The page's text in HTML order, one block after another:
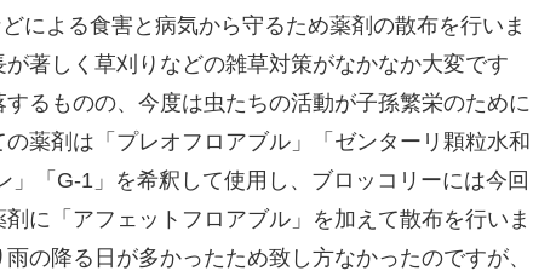
による食害と病気から守るため薬剤の散布を行いま
著しく草刈りなどの雑草対策がなかなか大変です
るものの、今度は虫たちの活動が子孫繁栄のために
薬剤は「プレオフロアブル」「ゼンターリ顆粒水和
「G-1」を希釈して使用し、ブロッコリーには今回
に「アフェットフロアブル」を加えて散布を行いま
の降る日が多かったため致し方なかったのですが、